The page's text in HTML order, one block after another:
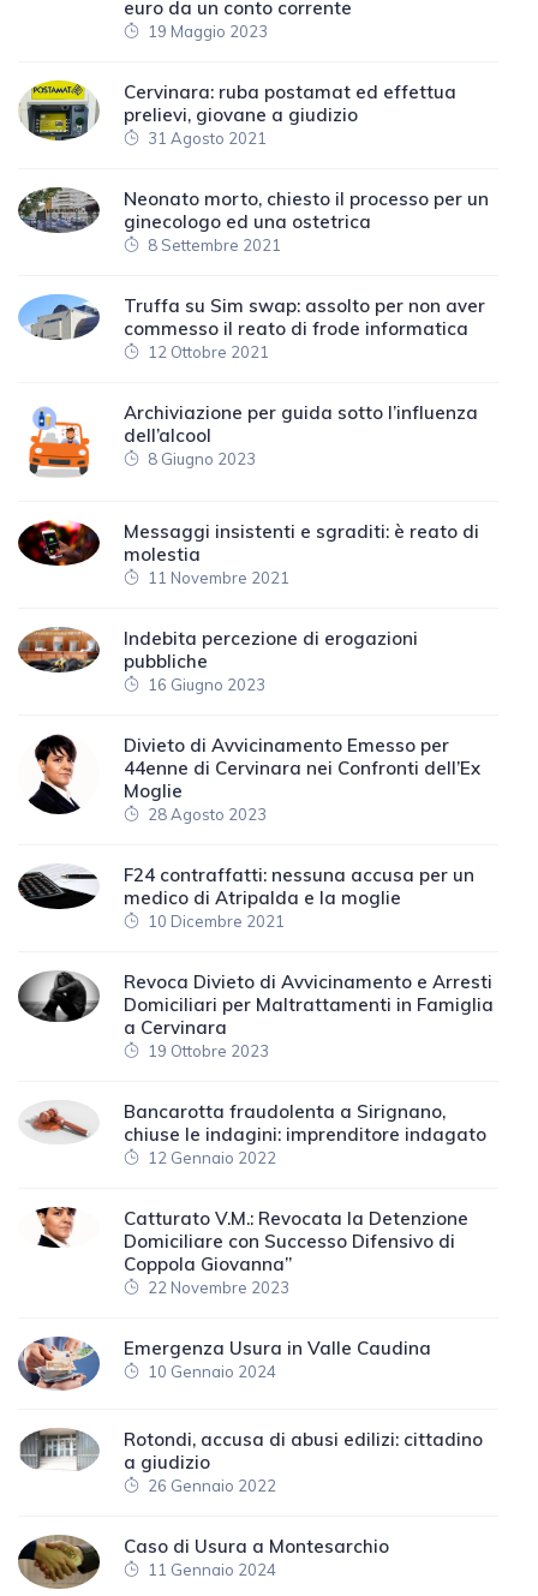
euro da un conto corrente
19 Maggio 2023
Cervinara: ruba postamat ed effettua
prelievi, giovane a giudizio
31 Agosto 2021
Neonato morto, chiesto il processo per un
ginecologo ed una ostetrica
8 Settembre 2021
Truffa su Sim swap: assolto per non aver
commesso il reato di frode informatica
12 Ottobre 2021
Archiviazione per guida sotto l’influenza
dell’alcool
8 Giugno 2023
Messaggi insistenti e sgraditi: è reato di
molestia
11 Novembre 2021
Indebita percezione di erogazioni
pubbliche
16 Giugno 2023
Divieto di Avvicinamento Emesso per
44enne di Cervinara nei Confronti dell’Ex
Moglie
28 Agosto 2023
F24 contraffatti: nessuna accusa per un
medico di Atripalda e la moglie
10 Dicembre 2021
Revoca Divieto di Avvicinamento e Arresti
Domiciliari per Maltrattamenti in Famiglia
a Cervinara
19 Ottobre 2023
Bancarotta fraudolenta a Sirignano,
chiuse le indagini: imprenditore indagato
12 Gennaio 2022
Catturato V.M.: Revocata la Detenzione
Domiciliare con Successo Difensivo di
Coppola Giovanna”
22 Novembre 2023
Emergenza Usura in Valle Caudina
10 Gennaio 2024
Rotondi, accusa di abusi edilizi: cittadino
a giudizio
26 Gennaio 2022
Caso di Usura a Montesarchio
11 Gennaio 2024